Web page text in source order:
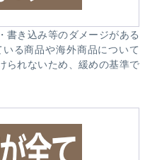
書き込み等のダメージがある
る商品や海外商品について
られないため、緩めの基準で